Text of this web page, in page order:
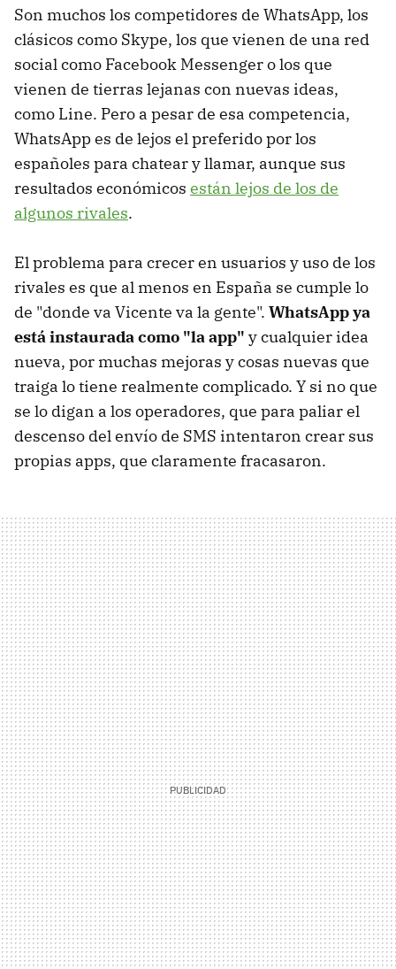
Son muchos los competidores de WhatsApp, los
clásicos como Skype, los que vienen de una red
social como Facebook Messenger o los que
vienen de tierras lejanas con nuevas ideas,
como Line. Pero a pesar de esa competencia,
WhatsApp es de lejos el preferido por los
españoles para chatear y llamar, aunque sus
resultados económicos están lejos de los de
algunos rivales.
El problema para crecer en usuarios y uso de los
rivales es que al menos en España se cumple lo
de "donde va Vicente va la gente". WhatsApp ya
está instaurada como "la app" y cualquier idea
nueva, por muchas mejoras y cosas nuevas que
traiga lo tiene realmente complicado. Y si no que
se lo digan a los operadores, que para paliar el
descenso del envío de SMS intentaron crear sus
propias apps, que claramente fracasaron.